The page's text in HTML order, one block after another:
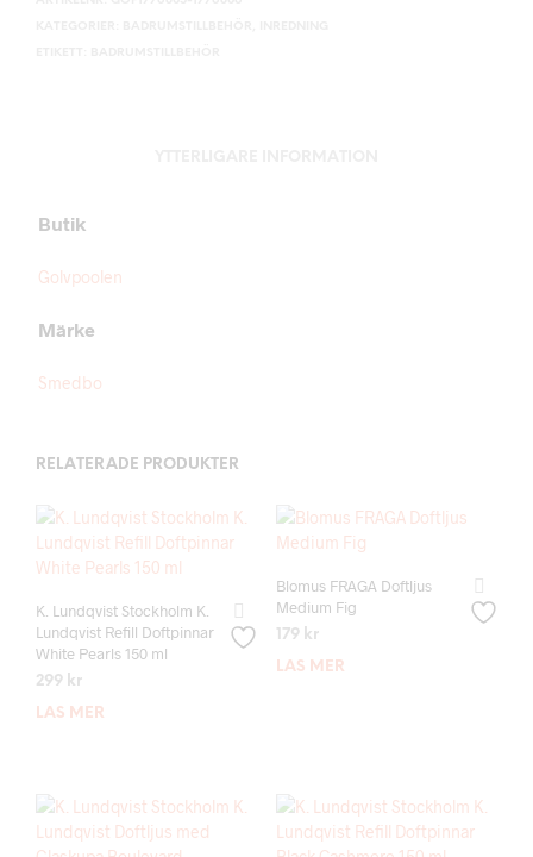
Butik
Golvpoolen
Märke
Smedbo
RELATERADE PRODUKTER
K. Lundqvist Stockholm K.
Lundqvist Refill Doftpinnar
White Pearls 150 ml
299 kr
LÄS MER
Blomus FRAGA Doftljus
Medium Fig
179 kr
LÄS MER